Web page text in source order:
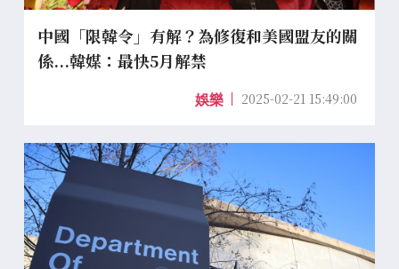
中國「限韓令」有解？為修復和美國盟友的關
係...韓媒：最快5月解禁
娛樂 2025-02-21 15:49:00